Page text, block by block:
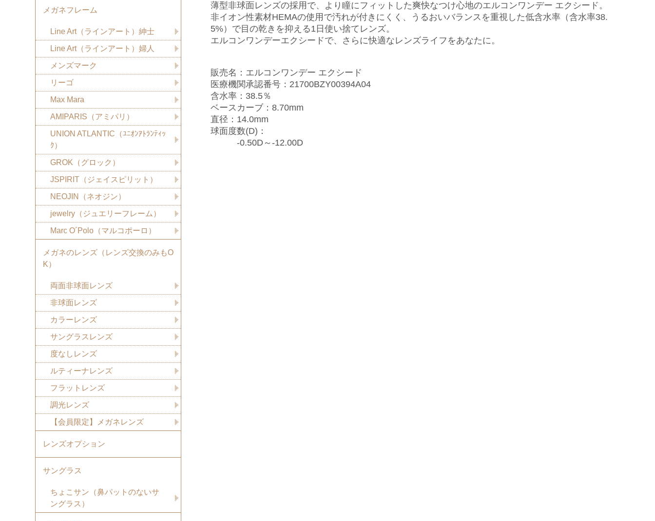
薄型非球面レンズの採用で、より瞳にフィットした爽快なつけ心地のエルコンワンデー エクシード。
非イオン性素材HEMAの使用で汚れが付きにくく、うるおいバランスを重視した低含水率（含水率38.
5%）で目の乾きを抑える1日使い捨てレンズ。
エルコンワンデーエクシードで、さらに快適なレンズライフをあなたに。
販売名：エルコンワンデー エクシード
医療機関承認番号：21700BZY00394A04
含水率：38.5％
ベースカーブ：8.70mm
直径：14.0mm
球面度数(D)：
-0.50D～-12.00D
メガネフレーム
Line Art（ラインアート）紳士
Line Art（ラインアート）婦人
メンズマーク
リーゴ
Max Mara
AMIPARIS（アミパリ）
UNION ATLANTIC（ﾕﾆｵﾝｱﾄﾗﾝﾃｨｯ
ｸ）
GROK（グロック）
JSPIRIT（ジェイスピリット）
NEOJIN（ネオジン）
jewelry（ジュエリーフレーム）
Marc O´Polo（マルコポーロ）
メガネのレンズ（レンズ交換のみもO
K）
両面非球面レンズ
非球面レンズ
カラーレンズ
サングラスレンズ
度なしレンズ
ルティーナレンズ
フラットレンズ
調光レンズ
【会員限定】メガネレンズ
レンズオプション
サングラス
ちょこサン（鼻パットのないサ
ングラス）